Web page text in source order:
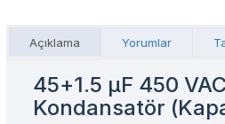
Açıklama Yorumlar
45+1.5 µF 450
Kondansatör